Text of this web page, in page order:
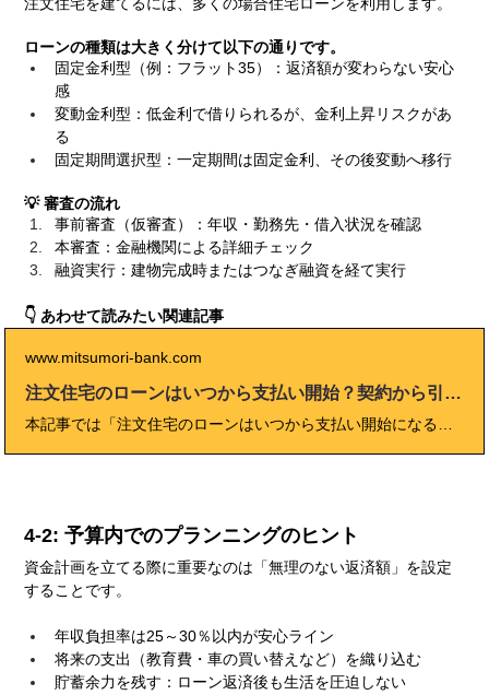
ローンの種類は大きく分けて以下の通りです。
固定金利型（例：フラット35）：返済額が変わらない安心
感
変動金利型：低金利で借りられるが、金利上昇リスクがあ
る
固定期間選択型：一定期間は固定金利、その後変動へ移行
💡 審査の流れ
事前審査（仮審査）：年収・勤務先・借入状況を確認
本審査：金融機関による詳細チェック
融資実行：建物完成時またはつなぎ融資を経て実行
👇 あわせて読みたい関連記事
www.mitsumori-bank.com
注文住宅のローンはいつから支払い開始？契約から引き渡しまで徹底解説
4-2: 予算内でのプランニングのヒント
資金計画を立てる際に重要なのは「無理のない返済額」を設定
することです。
年収負担率は25～30％以内が安心ライン
将来の支出（教育費・車の買い替えなど）を織り込む
貯蓄余力を残す：ローン返済後も生活を圧迫しない